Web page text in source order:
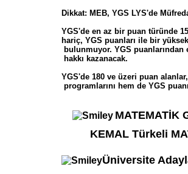
Dikkat: MEB, YGS LYS'de
YGS'de en az bir puan türünde
hariç, YGS puanları ile bir
bulunmuyor. YGS
hakkı kazanacak.
YGS'de 180 ve üzeri puan
programlarını hem de YGS
MATEMATİK
KEMAL Türkeli
Üniversite